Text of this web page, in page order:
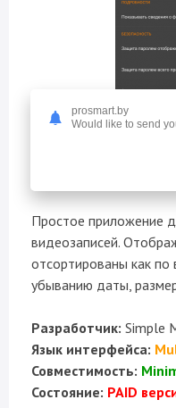
Простое приложение
видеозаписей.
отсортированы как по
убыванию даты,
Разработчик: Simple
Язык интерфейса:
Совместимость:
Состояние: PAID
prosmart.by
Would like to send